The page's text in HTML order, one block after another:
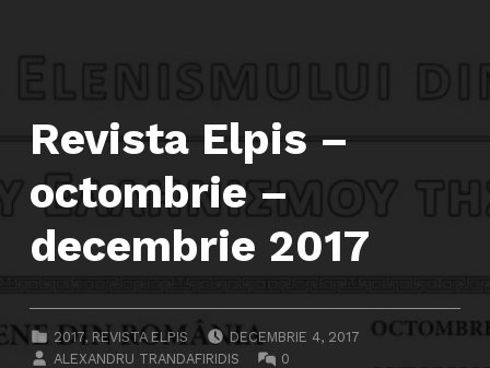
Revista Elpis –
octombrie –
decembrie 2017
CATEGORIZED IN:
2017, REVISTA ELPIS
POSTED ON:
DECEMBRIE 4, 2017
WRITTEN BY:
ALEXANDRU TRANDAFIRIDIS
COMMENTS:
0